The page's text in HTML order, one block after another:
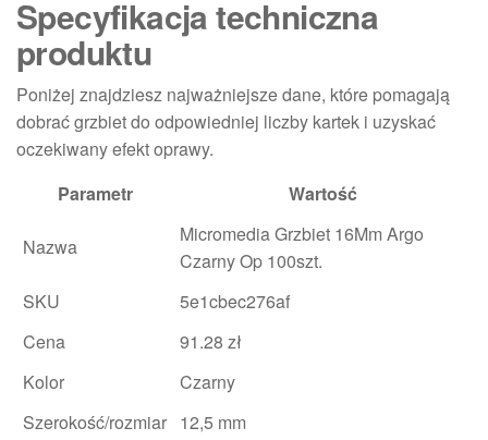
Specyfikacja techniczna
produktu
Poniżej znajdziesz najważniejsze dane, które pomagają
dobrać grzbiet do odpowiedniej liczby kartek i uzyskać
oczekiwany efekt oprawy.
Parametr
Wartość
Nazwa
Micromedia Grzbiet 16Mm Argo
Czarny Op 100szt.
SKU
5e1cbec276af
Cena
91.28 zł
Kolor
Czarny
Szerokość/rozmiar 12,5 mm